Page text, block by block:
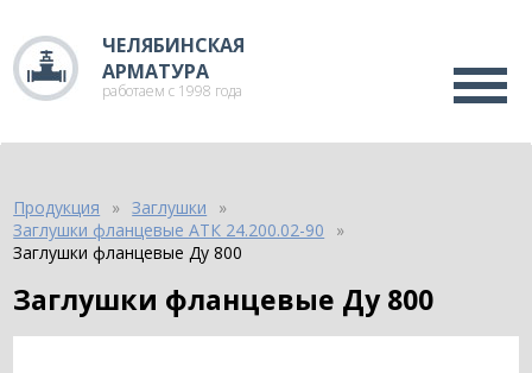
ЧЕЛЯБИНСКАЯ
АРМАТУРА
работаем с 1998 года
Продукция
Заглушки
Заглушки фланцевые АТК 24.200.02-90
Заглушки фланцевые Ду 800
Заглушки фланцевые Ду 800